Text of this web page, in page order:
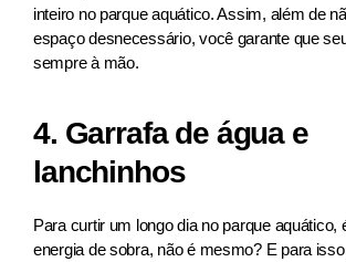
inteiro no parque aquático. Assim, além de
espaço desnecessário, você garante que
sempre à mão.
4. Garrafa de água e
lanchinhos
Para curtir um longo dia no parque aquático,
energia de sobra, não é mesmo? E para